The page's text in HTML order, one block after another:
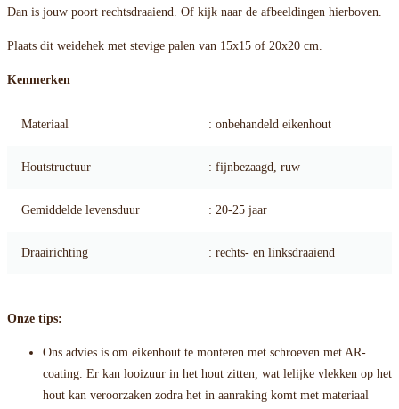
Dan is jouw poort rechtsdraaiend. Of kijk naar de afbeeldingen hierboven.
Plaats dit weidehek met stevige palen van 15x15 of 20x20 cm.
Kenmerken
Materiaal : onbehandeld eikenhout
Houtstructuur : fijnbezaagd, ruw
Gemiddelde levensduur : 20-25 jaar
Draairichting : rechts- en linksdraaiend
Onze tips:
Ons advies is om eikenhout te monteren met schroeven met AR-
coating. Er kan looizuur in het hout zitten, wat lelijke vlekken op het
hout kan veroorzaken zodra het in aanraking komt met materiaal